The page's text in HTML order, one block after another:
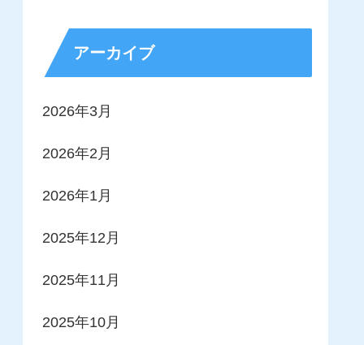
アーカイブ
2026年3月
2026年2月
2026年1月
2025年12月
2025年11月
2025年10月